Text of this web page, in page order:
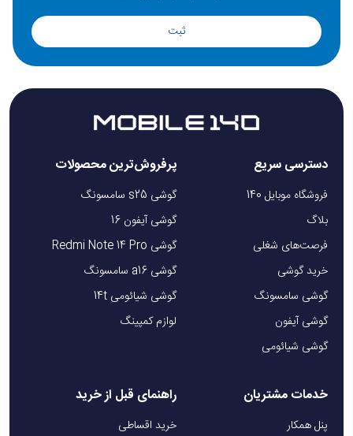
ثبت
دسترسی سریع
فروشگاه موبایل 140
بلاگ
فرصت‌های شغلی
خرید گوشی
گوشی سامسونگ
گوشی آیفون
گوشی شیائومی
پرفروش‌ترین محصولات
گوشی s25 سامسونگ
گوشی آیفون 16
گوشی Redmi Note 14 Pro
گوشی a16 سامسونگ
گوشی شیائومی 14t
لوازم کمپینگ
خدمات مشتریان
پنل همکار
راهنمای قبل از خرید
خرید اقساطی